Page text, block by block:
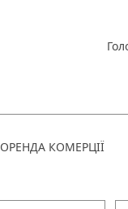
ОРЕНДА КОМЕРЦІЇ